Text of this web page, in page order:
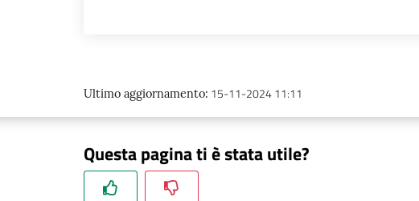
Ultimo aggiornamento: 15-11-2024 11:11
Questa pagina ti è stata utile?